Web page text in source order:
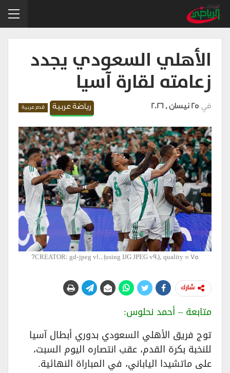
الأهلي السعودي يجدد
زعامته لقارة آسيا
رياضة عربية قدم عربية في 25 نيسان , 2026
CREATOR: gd-jpeg v1.0 (using IJG JPEG v90), quality = 75?
شارك
متابعة – أحمد نحلوس:
توج فريق الأهلي السعودي بدوري أبطال آسيا
للنخبة بكرة القدم، عقب انتصاره اليوم السبت،
على ماتشيدا الياباني، في المباراة النهائية.